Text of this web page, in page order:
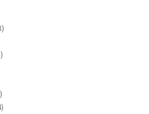
28
1
10
tuotetta
14